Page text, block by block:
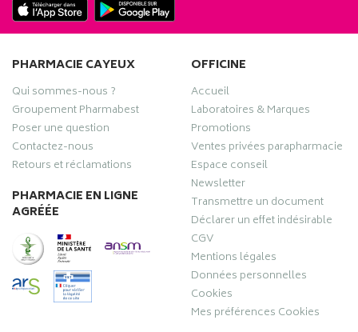
PHARMACIE CAYEUX
Qui sommes-nous ?
Groupement Pharmabest
Poser une question
Contactez-nous
Retours et réclamations
PHARMACIE EN LIGNE
AGRÉÉE
OFFICINE
Accueil
Laboratoires & Marques
Promotions
Ventes privées parapharmacie
Espace conseil
Newsletter
Transmettre un document
Déclarer un effet indésirable
CGV
Mentions légales
Données personnelles
Cookies
Mes préférences Cookies